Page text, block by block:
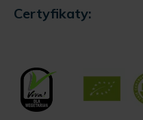
Certyfikaty: